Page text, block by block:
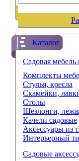
Каталог
Садовая мебель
Комплекты
Стулья, кресла
Скамейки,
Столы
Шезлонги,
Качели садовые
Аксессуары из
Интерьерный
Садовые